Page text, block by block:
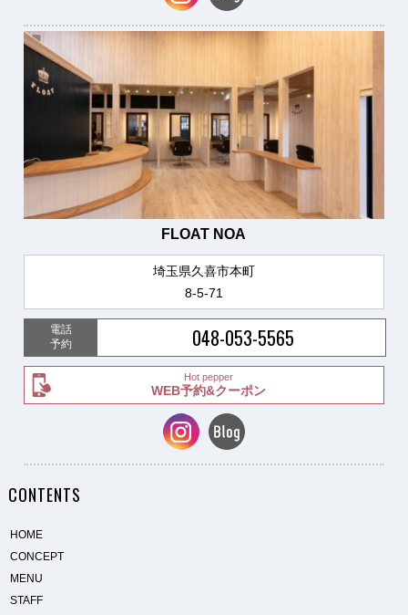
FLOAT NOA
埼玉県久喜市本町
8-5-71
電話
予約
048-053-5565
Hot pepper
WEB予約&クーポン
CONTENTS
HOME
CONCEPT
MENU
STAFF